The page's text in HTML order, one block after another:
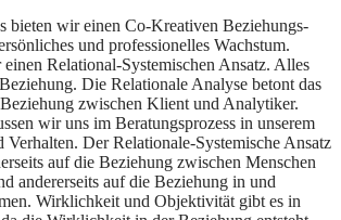
bieten wir einen Co-Kreativen Beziehungs-
und professionelles Wachstum.
Relational-Systemischen Ansatz. Alles
Die Relationale Analyse betont das
zwischen Klient und Analytiker.
wir uns im Beratungsprozess in unserem
Verhalten. Der Relationale-Systemische Ansatz
auf die Beziehung zwischen Menschen
andererseits auf die Beziehung in und
Wirklichkeit und Objektivität gibt es in